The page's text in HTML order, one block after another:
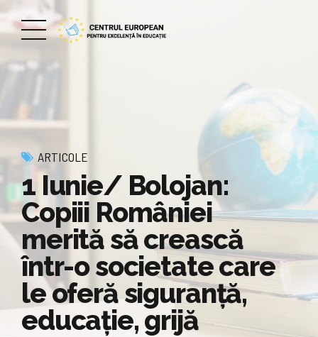
ARTICOLE
1 Iunie/ Bolojan:
Copiii României
merită să crească
într-o societate care
le oferă siguranță,
educație, grijă